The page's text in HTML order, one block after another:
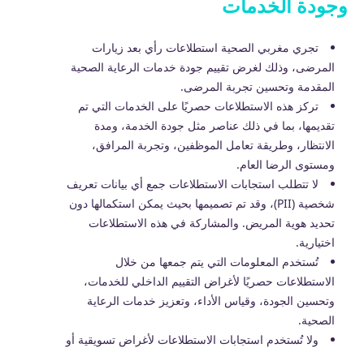
تجري مغربي الصحية استطلاعات رأي بعد زيارات
المرضى، وذلك لغرض تقييم جودة خدمات الرعاية الصحية
المقدمة وتحسين تجربة المرضى.
تركز هذه الاستطلاعات حصريًا على الخدمات التي تم
تقديمها، بما في ذلك عناصر مثل جودة الخدمة، ومدة
الانتظار، وطريقة تعامل الموظفين، وتجربة المرافق،
ومستوى الرضا العام.
لا تتطلب استجابات الاستطلاعات جمع أي بيانات تعريف
شخصية (PII)، وقد تم تصميمها بحيث يمكن استكمالها دون
تحديد هوية المريض. والمشاركة في هذه الاستطلاعات
اختيارية.
تُستخدم المعلومات التي يتم جمعها من خلال
الاستطلاعات حصريًا لأغراض التقييم الداخلي للخدمات،
وتحسين الجودة، وقياس الأداء، وتعزيز خدمات الرعاية
الصحية.
ولا تُستخدم استجابات الاستطلاعات لأغراض تسويقية أو